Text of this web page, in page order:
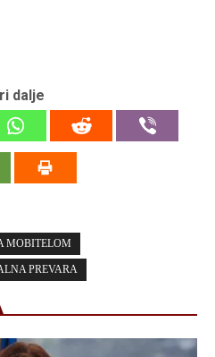
dalje
MOBITELOM
PREVARA